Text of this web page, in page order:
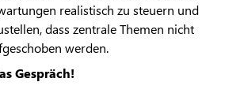
realistisch zu steuern und
dass zentrale Themen nicht
werden.
Gespräch!